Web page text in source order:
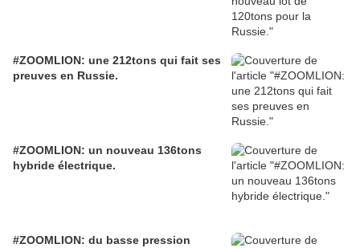
#ZOOMLION: une 212tons qui fait ses
preuves en Russie.
#ZOOMLION: un nouveau 136tons
hybride électrique.
#ZOOMLION: du basse pression